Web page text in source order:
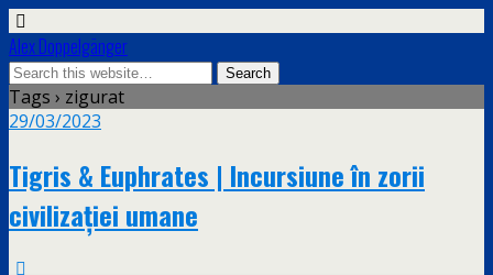
Alex Doppelgänger
Tags › zigurat
29/03/2023
Tigris & Euphrates | Incursiune în zorii
civilizației umane